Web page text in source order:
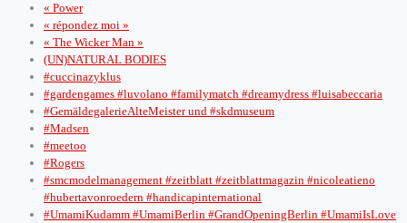
« Power
« répondez moi »
« The Wicker Man »
(UN)NATURAL BODIES
#cuccinazyklus
#gardengames #luvolano #familymatch #dreamydress #luisabeccaria
#GemäldegalerieAlteMeister und #skdmuseum
#Madsen
#meetoo
#Rogers
#smcmodelmanagement #zeitblatt #zeitblattmagazin #nicoleatieno
#hubertavonroedern #handicapinternational
#UmamiKudamm #UmamiBerlin #GrandOpeningBerlin #UmamiIsLove